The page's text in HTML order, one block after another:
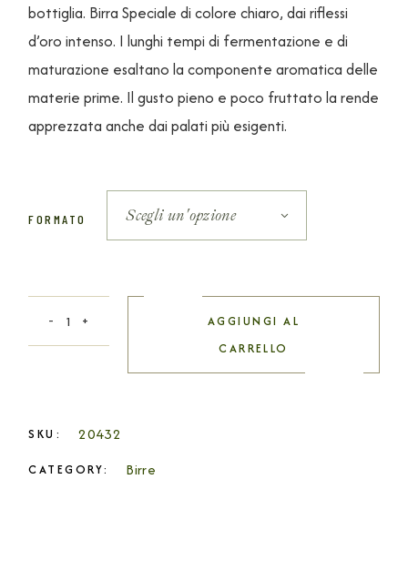
bottiglia. Birra Speciale di colore chiaro, dai riflessi
d’oro intenso. I lunghi tempi di fermentazione e di
maturazione esaltano la componente aromatica delle
materie prime. Il gusto pieno e poco fruttato la rende
apprezzata anche dai palati più esigenti.
FORMATO Scegli un'opzione
AGGIUNGI AL
CARRELLO
SKU: 20432
CATEGORY: Birre